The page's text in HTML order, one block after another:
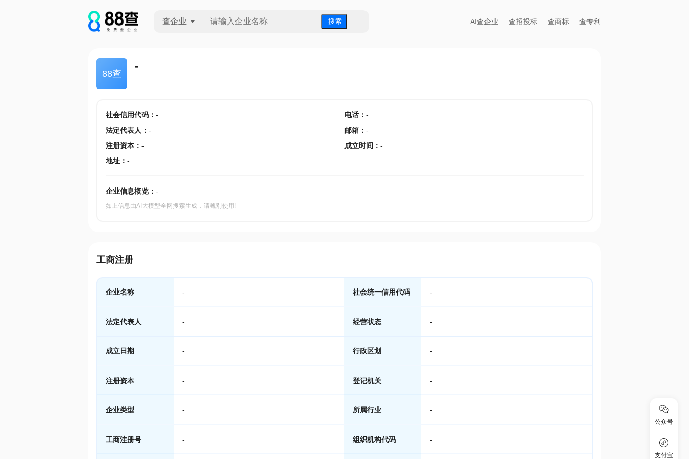
查企业 搜 索 AI查企业 查招投标 查商标 查专利
88查
-
社会信用代码： - 电话： -
法定代表人 ： - 邮箱 ： -
注册资本： - 成立时间 ： -
地址： -
企业信息概览： -
如上信息由AI大模型全网搜索生成，请甄别使用!
工商注册
企业名称 - 社会统一信用代码 -
法定代表人 - 经营状态 -
成立日期 - 行政区划 -
注册资本 - 登记机关 -
企业类型 - 所属行业 -
工商注册号 - 组织机构代码 -
公众号
支付宝